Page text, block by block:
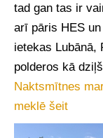
tad gan tas ir
arī pāris HES
ietekas Lubānā,
polderos kā
Naktsmītnes
meklē šeit